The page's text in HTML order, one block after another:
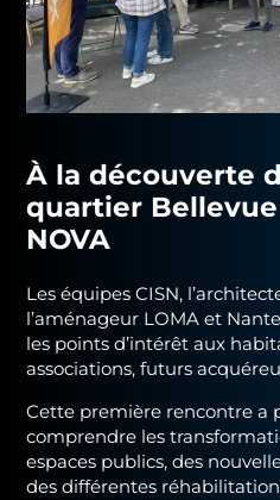
À la découverte
quartier
NOVA
Les équipes CISN,
l’aménageur LOMA et
les points d’intérêt aux
associations, futurs
Cette première rencontre a
comprendre les
espaces publics, des
des différentes